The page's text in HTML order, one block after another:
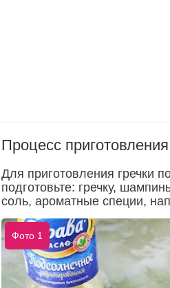
Процесс приготовления
Для приготовления гречки
подготовьте: гречку,
соль, ароматные специи,
Фото 1